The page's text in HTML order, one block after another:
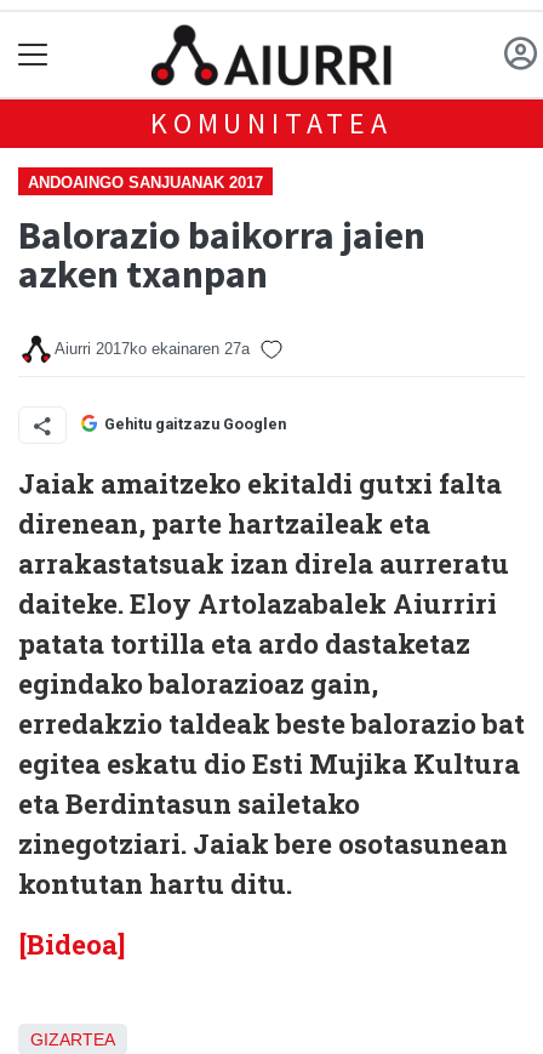
KOMUNITATEA
ANDOAINGO SANJUANAK 2017
Balorazio baikorra jaien
azken txanpan
Aiurri 2017ko ekainaren 27a
Gehitu gaitzazu Googlen
Jaiak amaitzeko ekitaldi gutxi falta
direnean, parte hartzaileak eta
arrakastatsuak izan direla aurreratu
daiteke. Eloy Artolazabalek Aiurriri
patata tortilla eta ardo dastaketaz
egindako balorazioaz gain,
erredakzio taldeak beste balorazio bat
egitea eskatu dio Esti Mujika Kultura
eta Berdintasun sailetako
zinegotziari. Jaiak bere osotasunean
kontutan hartu ditu.
[Bideoa]
GIZARTEA